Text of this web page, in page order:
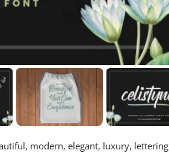
modern, elegant, luxury, lettering